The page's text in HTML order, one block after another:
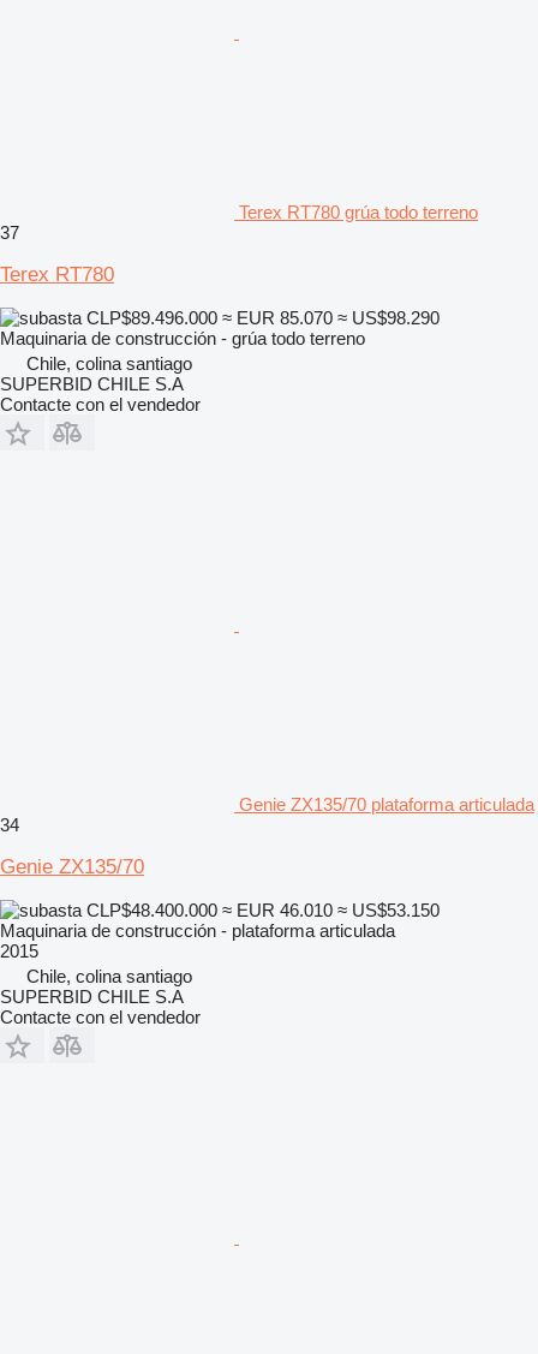
Terex RT780 grúa todo terreno
37
Terex RT780
CLP$89.496.000 ≈ EUR 85.070 ≈ US$98.290
Maquinaria de construcción - grúa todo terreno
Chile, colina santiago
SUPERBID CHILE S.A
Contacte con el vendedor
Genie ZX135/70 plataforma articulada
34
Genie ZX135/70
CLP$48.400.000 ≈ EUR 46.010 ≈ US$53.150
Maquinaria de construcción - plataforma articulada
2015
Chile, colina santiago
SUPERBID CHILE S.A
Contacte con el vendedor